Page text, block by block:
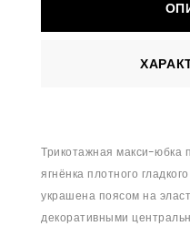
Трикотажная макси-юбка
ягнёнка плотного
украшена поясом на
декоративными